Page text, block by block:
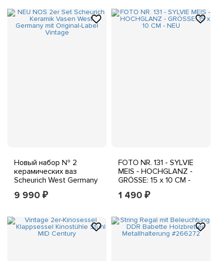
Новый набор № 2
керамических ваз
Scheurich West Germany
с оригинальной
этикеткой Vintage
9 990 ₽
FOTO NR. 131 - SYLVIE
MEIS - HOCHGLANZ -
GRÖSSE: 15 x 10 CM -
1 490 ₽